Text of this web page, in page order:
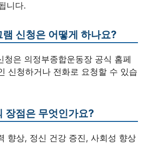
니다.
신청은 어떻게 하나요?
청은 의정부종합운동장 공식 홈페
신청하거나 전화로 요청할 수 있습
장점은 무엇인가요?
향상, 정신 건강 증진, 사회성 향상